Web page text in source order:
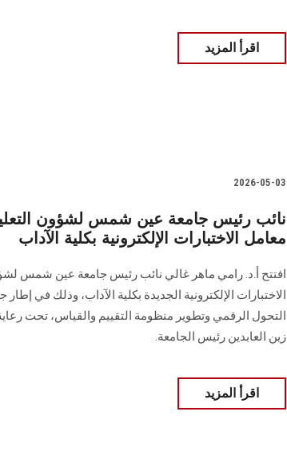
اقرأ المزيد
2026-05-03
نائب رئيس جامعة عين شمس لشؤون
معامل الاختبارات الإلكترونية بكلية الآداب
افتتح أ.د. رامي ماهر غالي نائب رئيس جامعة عين شمس
الاختبارات الإلكترونية الجديدة بكلية الآداب، وذلك في
التحول الرقمي وتطوير منظومة التقييم والقياس، تحت
زين العابدين رئيس الجامعة.
اقرأ المزيد